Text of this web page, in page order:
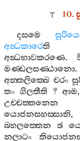
10.
දසමෙ
අන්‍ධකාරෙති
අන්‍ධභාවකරණෙ.
මණ‍්ඩලසණ‍්ඨානො
අන‍්තලික‍්ඛෙ චරං
තං ගිලතීති ?ආම,
උච‍්චත‍්තනෙන
යොජනසහස‍්සානි,
බහලත‍්තෙන
ඡ
නලාටං